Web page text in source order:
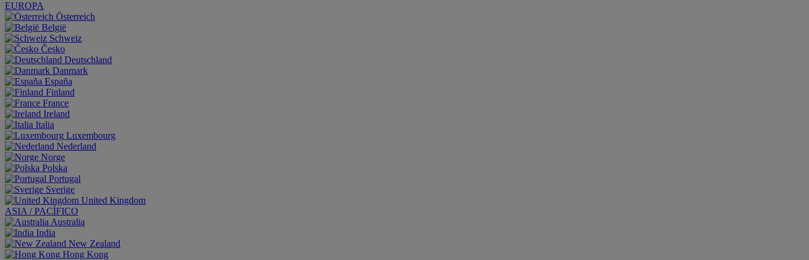
EUROPA
Österreich
België
Schweiz
Česko
Deutschland
Danmark
España
Finland
France
Ireland
Italia
Luxembourg
Nederland
Norge
Polska
Portugal
Sverige
United Kingdom
ASIA / PACÍFICO
Australia
India
New Zealand
Hong Kong